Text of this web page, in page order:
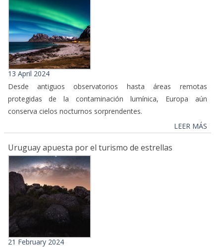
13 April 2024
Desde antiguos observatorios hasta áreas remotas
protegidas de la contaminación lumínica, Europa aún
conserva cielos nocturnos sorprendentes.
LEER MÁS
Uruguay apuesta por el turismo de estrellas
21 February 2024